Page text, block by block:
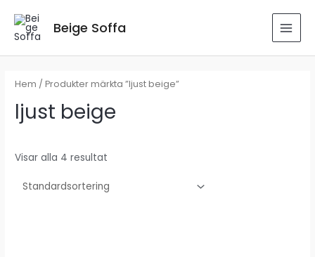
innehåll
Beige Soffa
Hem / Produkter märkta ”ljust beige”
ljust beige
Visar alla 4 resultat